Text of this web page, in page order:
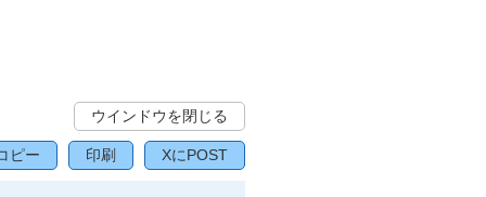
ウインドウを閉じる
ピー 印刷 XにPOST